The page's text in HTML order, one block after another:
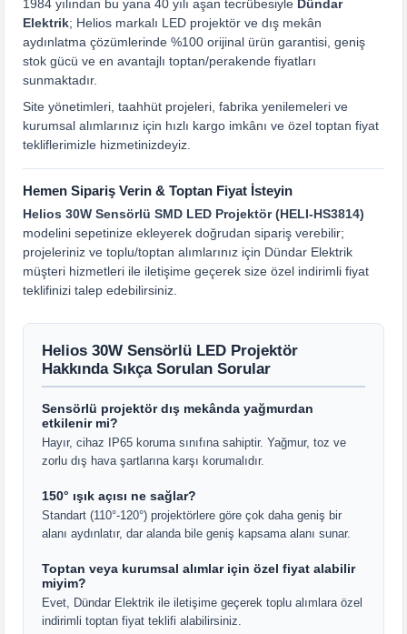
1984 yılından bu yana 40 yılı aşan tecrübesiyle Dündar
Elektrik; Helios markalı LED projektör ve dış mekân
aydınlatma çözümlerinde %100 orijinal ürün garantisi, geniş
stok gücü ve en avantajlı toptan/perakende fiyatları
sunmaktadır.
Site yönetimleri, taahhüt projeleri, fabrika yenilemeleri ve
kurumsal alımlarınız için hızlı kargo imkânı ve özel toptan fiyat
tekliflerimizle hizmetinizdeyiz.
Hemen Sipariş Verin & Toptan Fiyat İsteyin
Helios 30W Sensörlü SMD LED Projektör (HELI-HS3814)
modelini sepetinize ekleyerek doğrudan sipariş verebilir;
projeleriniz ve toplu/toptan alımlarınız için Dündar Elektrik
müşteri hizmetleri ile iletişime geçerek size özel indirimli fiyat
teklifinizi talep edebilirsiniz.
Helios 30W Sensörlü LED Projektör
Hakkında Sıkça Sorulan Sorular
Sensörlü projektör dış mekânda yağmurdan
etkilenir mi?
Hayır, cihaz IP65 koruma sınıfına sahiptir. Yağmur, toz ve
zorlu dış hava şartlarına karşı korumalıdır.
150° ışık açısı ne sağlar?
Standart (110°-120°) projektörlere göre çok daha geniş bir
alanı aydınlatır, dar alanda bile geniş kapsama alanı sunar.
Toptan veya kurumsal alımlar için özel fiyat alabilir
miyim?
Evet, Dündar Elektrik ile iletişime geçerek toplu alımlara özel
indirimli toptan fiyat teklifi alabilirsiniz.